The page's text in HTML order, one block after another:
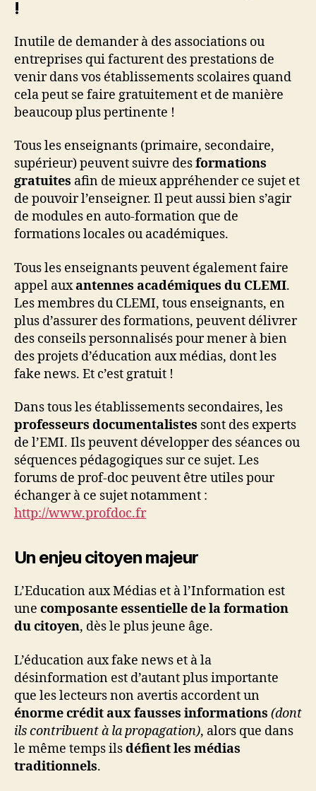
:
fake
news
et
désinformation
!
Inutile de demander à des associations ou
entreprises qui facturent des prestations de
venir dans vos établissements scolaires quand
cela peut se faire gratuitement et de manière
beaucoup plus pertinente !
Tous les enseignants (primaire, secondaire,
supérieur) peuvent suivre desformations
gratuites afin de mieux appréhender ce sujet et
de pouvoir l’enseigner. Il peut aussi bien s’agir
de modules en auto-formation que de
formations locales ou académiques.
Tous les enseignants peuvent également faire
appel auxantennes académiques du CLEMI.
Les membres du CLEMI, tous enseignants, en
plus d’assurer des formations, peuvent délivrer
des conseils personnalisés pour mener à bien
des projets d’éducation aux médias, dont les
fake news. Et c’est gratuit !
Dans tous les établissements secondaires, les
professeurs documentalistes sont des experts
de l’EMI. Ils peuvent développer des séances ou
séquences pédagogiques sur ce sujet. Les
forums de prof-doc peuvent être utiles pour
échanger à ce sujet notamment :
http://www.profdoc.fr
Un enjeu citoyen majeur
L’Education aux Médias et à l’Information est
une composante essentielle de la formation
du citoyen, dès le plus jeune âge.
L’éducation aux fake news et à la
désinformation est d’autant plus importante
que les lecteurs non avertis accordent un
énorme crédit aux fausses informations (dont
ils contribuent à la propagation), alors que dans
le même temps ilsdéfient les médias
traditionnels.